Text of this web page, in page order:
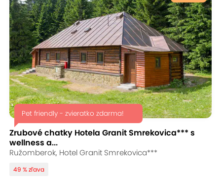
Pet friendly - zvieratko zdarma!
Zrubové chatky Hotela Granit Smrekovica*** s
wellness a...
Ružomberok, Hotel Granit Smrekovica***
49 % zľava